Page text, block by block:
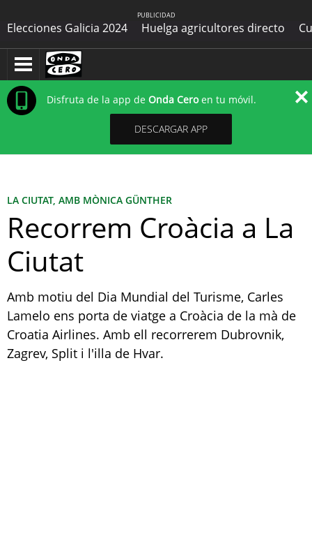
PUBLICIDAD
Elecciones Galicia 2024 Huelga agricultores directo
Disfruta de la app de Onda Ceroen tu móvil.
DESCARGAR APP
LA CIUTAT, AMB MÒNICA GÜNTHER
Recorrem Croàcia a La
Ciutat
Amb motiu del Dia Mundial del Turisme, Carles
Lamelo ens porta de viatge a Croàcia de la mà de
Croatia Airlines. Amb ell recorrerem Dubrovnik,
Zagrev, Split i l'illa de Hvar.